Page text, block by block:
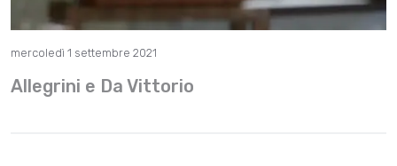
mercoledì 1 settembre 2021
Allegrini e Da Vittorio